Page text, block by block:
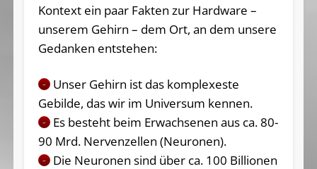
Kontext ein paar Fakten zur Hardware –
unserem Gehirn – dem Ort, an dem unsere
Gedanken entstehen:
–
Unser Gehirn ist das komplexeste
Gebilde, das wir im Universum kennen.
–
Es besteht beim Erwachsenen aus ca. 80-
90 Mrd. Nervenzellen (Neuronen).
–
Die Neuronen sind über ca. 100 Billionen